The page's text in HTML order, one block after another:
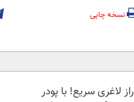
نسخه چاپی
راز لاغری سریع! با پودر